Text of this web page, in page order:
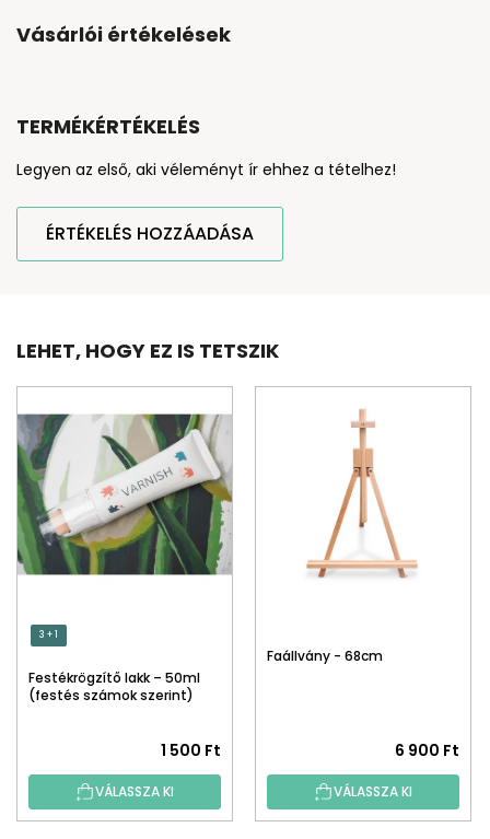
Vásárlói értékelések
TERMÉKÉRTÉKELÉS
Legyen az első, aki véleményt ír ehhez a tételhez!
ÉRTÉKELÉS HOZZÁADÁSA
LEHET, HOGY EZ IS TETSZIK
3 + 1
Festékrögzítő lakk – 50ml
(festés számok szerint)
1 500 Ft
VÁLASSZA KI
Faállvány - 68cm
6 900 Ft
VÁLASSZA KI